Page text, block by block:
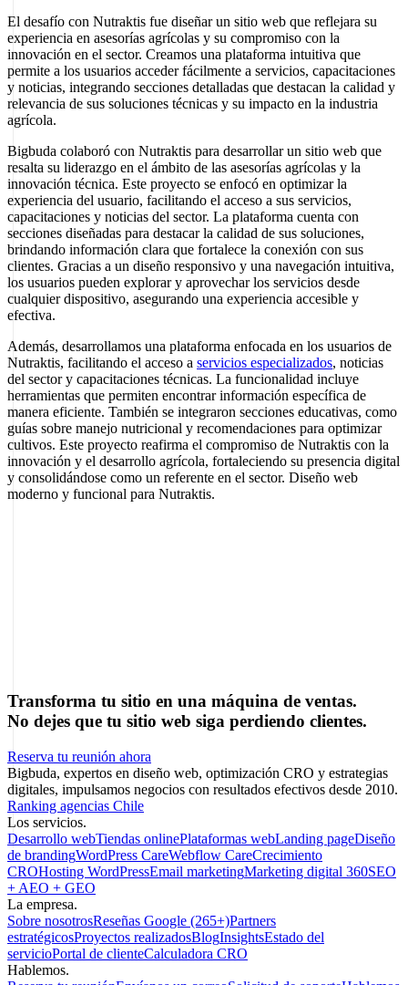
El desafío con Nutraktis fue diseñar un sitio web que reflejara su
experiencia en asesorías agrícolas y su compromiso con la
innovación en el sector. Creamos una plataforma intuitiva que
permite a los usuarios acceder fácilmente a servicios, capacitaciones
y noticias, integrando secciones detalladas que destacan la calidad y
relevancia de sus soluciones técnicas y su impacto en la industria
agrícola.
Bigbuda colaboró con Nutraktis para desarrollar un sitio web que
resalta su liderazgo en el ámbito de las asesorías agrícolas y la
innovación técnica. Este proyecto se enfocó en optimizar la
experiencia del usuario, facilitando el acceso a sus servicios,
capacitaciones y noticias del sector. La plataforma cuenta con
secciones diseñadas para destacar la calidad de sus soluciones,
brindando información clara que fortalece la conexión con sus
clientes. Gracias a un diseño responsivo y una navegación intuitiva,
los usuarios pueden explorar y aprovechar los servicios desde
cualquier dispositivo, asegurando una experiencia accesible y
efectiva.
Además, desarrollamos una plataforma enfocada en los usuarios de
Nutraktis, facilitando el acceso a servicios especializados, noticias
del sector y capacitaciones técnicas. La funcionalidad incluye
herramientas que permiten encontrar información específica de
manera eficiente. También se integraron secciones educativas, como
guías sobre manejo nutricional y recomendaciones para optimizar
cultivos. Este proyecto reafirma el compromiso de Nutraktis con la
innovación y el desarrollo agrícola, fortaleciendo su presencia digital
y consolidándose como un referente en el sector. Diseño web
moderno y funcional para Nutraktis.
Transforma tu sitio en una máquina de ventas.
No dejes que tu sitio web siga perdiendo clientes.
Reserva tu reunión ahora
Bigbuda, expertos en diseño web, optimización CRO y estrategias
digitales, impulsamos negocios con resultados efectivos desde 2010.
Ranking agencias Chile
Los servicios.
Desarrollo webTiendas onlinePlataformas webLanding pageDiseño
de brandingWordPress CareWebflow CareCrecimiento
CROHosting WordPressEmail marketingMarketing digital 360SEO
+ AEO + GEO
La empresa.
Sobre nosotrosReseñas Google (265+)Partners
estratégicosProyectos realizadosBlogInsightsEstado del
servicioPortal de clienteCalculadora CRO
Hablemos.